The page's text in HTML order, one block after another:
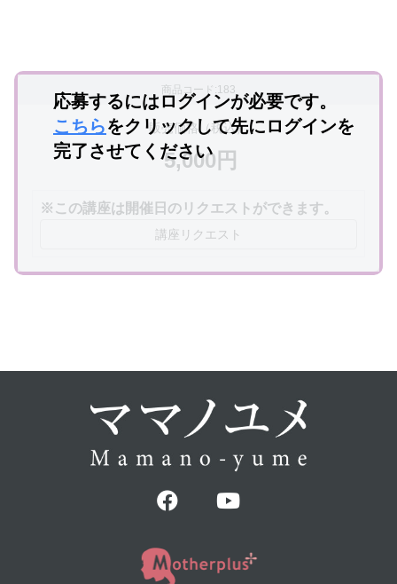
商品コード:183
販売価格（税込）
5,000円
※この講座は開催日のリクエストができます。
講座リクエスト
応募するにはログインが必要です。
こちらをクリックして先にログインを
完了させてください